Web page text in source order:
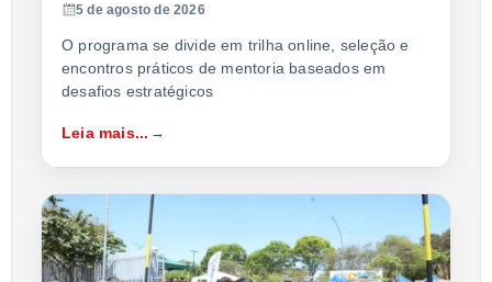
5 de agosto de 2026
O programa se divide em trilha online, seleção e
encontros práticos de mentoria baseados em
desafios estratégicos
Leia mais...